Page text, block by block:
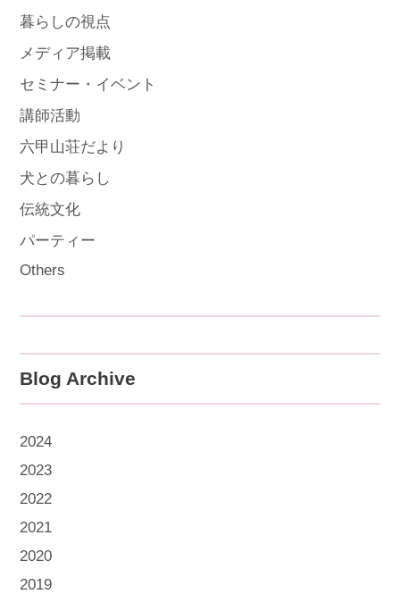
暮らしの視点
メディア掲載
セミナー・イベント
講師活動
六甲山荘だより
犬との暮らし
伝統文化
パーティー
Others
Blog Archive
2024
2023
2022
2021
2020
2019